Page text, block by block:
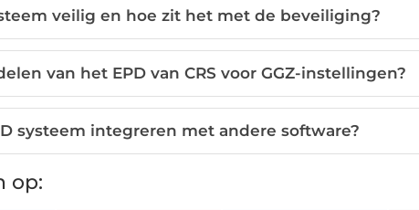
veilig en hoe zit het met de beveiliging?
van het EPD van CRS voor GGZ-instellingen?
systeem integreren met andere software?
op: